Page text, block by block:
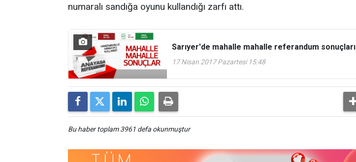
numaralı sandığa oyunu kullandığı zarfı attı.
Sarıyer'de mahalle mahalle referandum sonuçları
17 Nisan 2017 Pazartesi 15:48
Bu haber toplam 3961 defa okunmuştur